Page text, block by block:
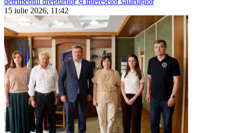
15 iulie 2026, 11:42